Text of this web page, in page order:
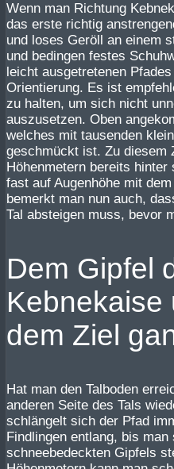
Wenn man Richtung
das erste richtig
und loses Geröll an einem
und bedingen festes
leicht ausgetretenen
Orientierung. Es ist
zu halten, um sich nicht
auszusetzen. Oben
welches mit tausenden
geschmückt ist. Zu diesem
Höhenmetern bereits
fast auf Augenhöhe mit
bemerkt man nun auch,
Tal absteigen muss, bevor
Dem Gipfel
Kebnekaise
dem Ziel
Hat man den Talboden
anderen Seite des Tals
schlängelt sich der Pfad
Findlingen entlang, bis
schneebedeckten Gipfels